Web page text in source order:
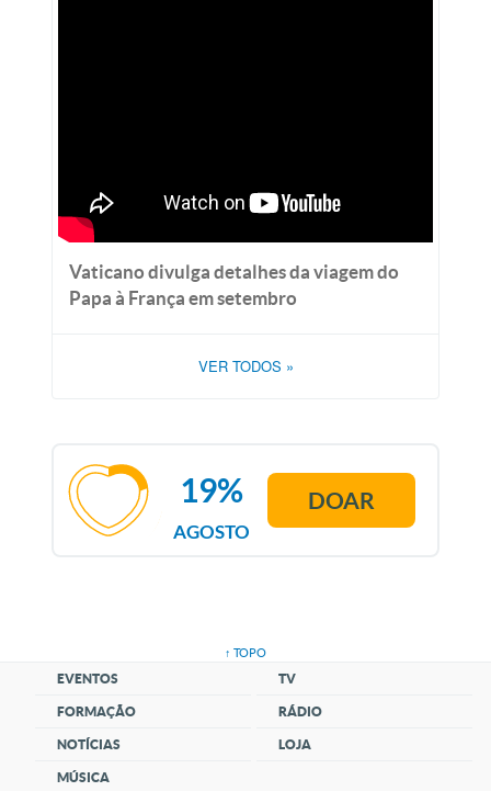
Vaticano divulga detalhes da viagem do
Papa à França em setembro
VER TODOS »
AGOSTO
19% DOAR
↑ TOPO
EVENTOS
FORMAÇÃO
NOTÍCIAS
MÚSICA
TV
RÁDIO
LOJA